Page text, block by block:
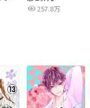
257.8万